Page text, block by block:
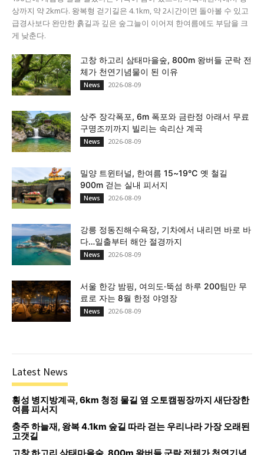
상까지 약 2km다. 왕복형 걷기길은 4.1km, 약 2시간이면 돌아볼 수 있고
급경사보다 완만한 흙길과 깊은 숲그늘이 이어져 한여름에도 부담을 크
게 낮춘다.
고창 하고리 삼태마을숲, 800m 왕버들 군락 전
체가 천연기념물이 된 이유
News 2026-08-09
상주 장각폭포, 6m 폭포와 금란정 아래서 무료
구명조끼까지 빌리는 속리산 계곡
News 2026-08-09
밀양 트윈터널, 한여름 15~19℃ 옛 철길
900m 걷는 실내 피서지
News 2026-08-09
강릉 정동진해수욕장, 기차에서 내리면 바로 바
다…일출부터 해안 절경까지
News 2026-08-09
서울 한강 밤핑, 여의도·뚝섬 하루 200팀만 무
료로 자는 8월 한정 야영장
News 2026-08-09
Latest News
횡성 병지방계곡, 6km 청정 물길 옆 오토캠핑장까지 새단장한
여름 피서지
충주 하늘재, 왕복 4.1km 숲길 따라 걷는 우리나라 가장 오래된
고갯길